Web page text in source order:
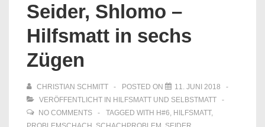
Seider, Shlomo –
Hilfsmatt in sechs
Zügen
CHRISTIAN SCHMITT POSTED ON
11. JUNI 2018
VERÖFFENTLICHT IN HILFSMATT UND SELBSTMATT
NO COMMENTS
TAGGED WITH H#6, HILFSMATT,